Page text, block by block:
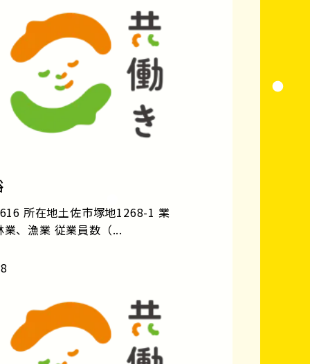
所在地土佐市塚地1268-1 業
業、漁業 従業員数（...